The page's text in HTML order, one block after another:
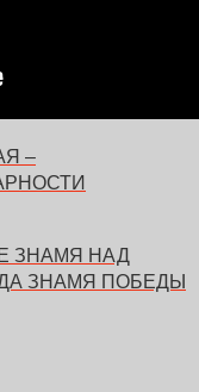
–
ЗНАМЯ НАД
ЗНАМЯ ПОБЕДЫ